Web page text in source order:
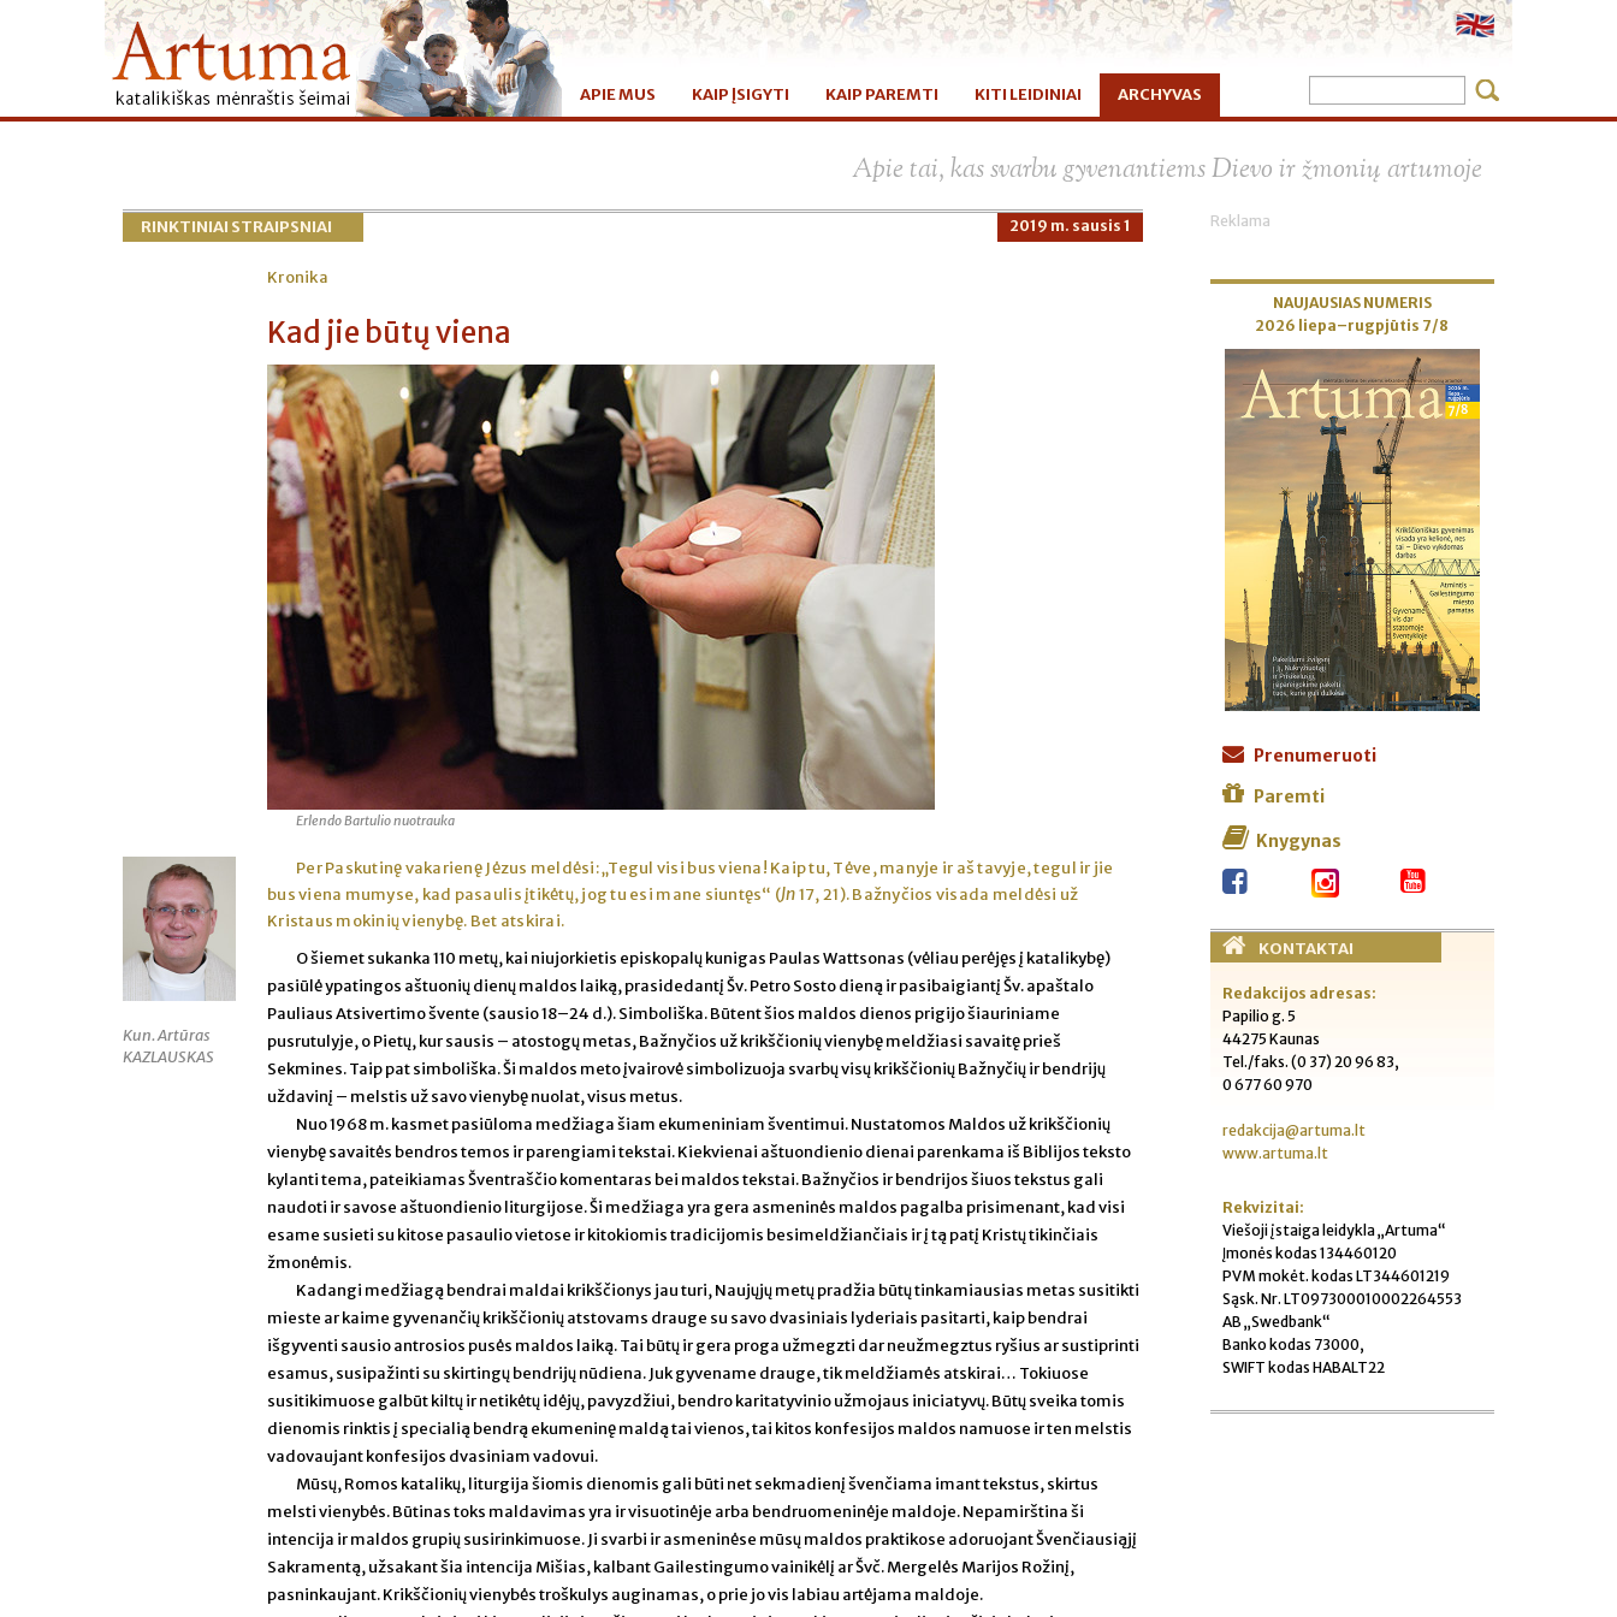
APIE MUS KAIP ĮSIGYTI KAIP PAREMTI KITI LEIDINIAI ARCHYVAS
Apie tai, kas svarbu gyvenantiems Dievo ir žmonių artumoje
RINKTINIAI STRAIPSNIAI 2019 m. sausis 1
Kronika
Kad jie būtų viena
Erlendo Bartulio nuotrauka
Kun. Artūras
KAZLAUSKAS
Per Paskutinę vakarienę Jėzus meldėsi: „Tegul visi bus viena! Kaip tu, Tėve, manyje ir aš tavyje, tegul ir jie
bus viena mumyse, kad pasaulis įtikėtų, jog tu esi mane siuntęs“ (Jn17, 21). Bažnyčios visada meldėsi už
Kristaus mokinių vienybę. Bet atskirai.
O šiemet sukanka 110 metų, kai niujorkietis episkopalų kunigas Paulas Wattsonas (vėliau perėjęs į katalikybę)
pasiūlė ypatingos aštuonių dienų maldos laiką, prasidedantį Šv. Petro Sosto dieną ir pasibaigiantį Šv. apaštalo
Pauliaus Atsivertimo švente (sausio 18–24 d.). Simboliška. Būtent šios maldos dienos prigijo šiauriniame
pusrutulyje, o Pietų, kur sausis – atostogų metas, Bažnyčios už krikščionių vienybę meldžiasi savaitę prieš
Sekmines. Taip pat simboliška. Ši maldos meto įvairovė simbolizuoja svarbų visų krikščionių Bažnyčių ir bendrijų
uždavinį – melstis už savo vienybę nuolat, visus metus.
Nuo 1968 m. kasmet pasiūloma medžiaga šiam ekumeniniam šventimui. Nustatomos Maldos už krikščionių
vienybę savaitės bendros temos ir parengiami tekstai. Kiekvienai aštuondienio dienai parenkama iš Biblijos teksto
kylanti tema, pateikiamas Šventraščio komentaras bei maldos tekstai. Bažnyčios ir bendrijos šiuos tekstus gali
naudoti ir savose aštuondienio liturgijose. Ši medžiaga yra gera asmeninės maldos pagalba prisimenant, kad visi
esame susieti su kitose pasaulio vietose ir kitokiomis tradicijomis besimeldžiančiais ir į tą patį Kristų tikinčiais
žmonėmis.
Kadangi medžiagą bendrai maldai krikščionys jau turi, Naujųjų metų pradžia būtų tinkamiausias metas susitikti
mieste ar kaime gyvenančių krikščionių atstovams drauge su savo dvasiniais lyderiais pasitarti, kaip bendrai
išgyventi sausio antrosios pusės maldos laiką. Tai būtų ir gera proga užmegzti dar neužmegztus ryšius ar sustiprinti
esamus, susipažinti su skirtingų bendrijų nūdiena. Juk gyvename drauge, tik meldžiamės atskirai… Tokiuose
susitikimuose galbūt kiltų ir netikėtų idėjų, pavyzdžiui, bendro karitatyvinio užmojaus iniciatyvų. Būtų sveika tomis
dienomis rinktis į specialią bendrą ekumeninę maldą tai vienos, tai kitos konfesijos maldos namuose ir ten melstis
vadovaujant konfesijos dvasiniam vadovui.
Mūsų, Romos katalikų, liturgija šiomis dienomis gali būti net sekmadienį švenčiama imant tekstus, skirtus
melsti vienybės. Būtinas toks maldavimas yra ir visuotinėje arba bendruomeninėje maldoje. Nepamirština ši
intencija ir maldos grupių susirinkimuose. Ji svarbi ir asmeninėse mūsų maldos praktikose adoruojant Švenčiausiąjį
Sakramentą, užsakant šia intencija Mišias, kalbant Gailestingumo vainikėlį ar Švč. Mergelės Marijos Rožinį,
pasninkaujant. Krikščionių vienybės troškulys auginamas, o prie jo vis labiau artėjama maldoje.
Reklama
NAUJAUSIAS NUMERIS
2026 liepa–rugpjūtis 7/8
Prenumeruoti
Paremti
Knygynas
KONTAKTAI
Redakcijos adresas:
Papilio g. 5
44275 Kaunas
Tel./faks. (0 37) 20 96 83,
0 677 60 970
redakcija@artuma.lt
www.artuma.lt
Rekvizitai:
Viešoji įstaiga leidykla „Artuma“
Įmonės kodas 134460120
PVM mokėt. kodas LT344601219
Sąsk. Nr. LT097300010002264553
AB „Swedbank“
Banko kodas 73000,
SWIFT kodas HABALT22